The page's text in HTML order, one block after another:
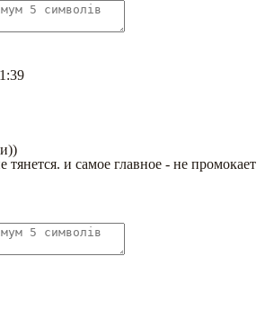
)
и самое главное - не промокает